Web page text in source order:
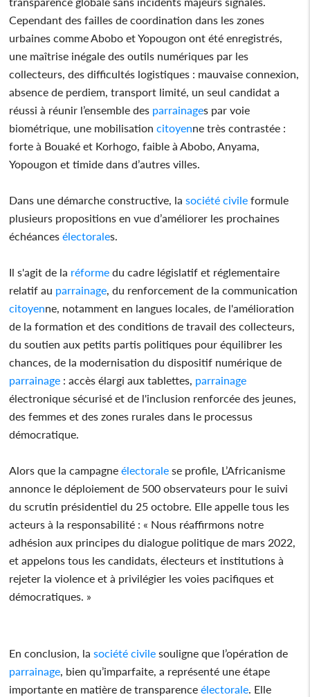
Cependant des failles de coordination dans les zones
urbaines comme Abobo et Yopougon ont été enregistrés,
une maîtrise inégale des outils numériques par les
collecteurs, des difficultés logistiques : mauvaise connexion,
absence de perdiem, transport limité, un seul candidat a
réussi à réunir l’ensemble des parrainages par voie
biométrique, une mobilisation citoyenne très contrastée :
forte à Bouaké et Korhogo, faible à Abobo, Anyama,
Yopougon et timide dans d’autres villes.
Dans une démarche constructive, la société civile formule
plusieurs propositions en vue d’améliorer les prochaines
échéances électorales.
Il s'agit de la réforme du cadre législatif et réglementaire
relatif au parrainage, du renforcement de la communication
citoyenne, notamment en langues locales, de l'amélioration
de la formation et des conditions de travail des collecteurs,
du soutien aux petits partis politiques pour équilibrer les
chances, de la modernisation du dispositif numérique de
parrainage : accès élargi aux tablettes, parrainage
électronique sécurisé et de l'inclusion renforcée des jeunes,
des femmes et des zones rurales dans le processus
démocratique.
Alors que la campagne électorale se profile, L’Africanisme
annonce le déploiement de 500 observateurs pour le suivi
du scrutin présidentiel du 25 octobre. Elle appelle tous les
acteurs à la responsabilité : « Nous réaffirmons notre
adhésion aux principes du dialogue politique de mars 2022,
et appelons tous les candidats, électeurs et institutions à
rejeter la violence et à privilégier les voies pacifiques et
démocratiques. »
En conclusion, la société civile souligne que l’opération de
parrainage, bien qu’imparfaite, a représenté une étape
importante en matière de transparence électorale. Elle